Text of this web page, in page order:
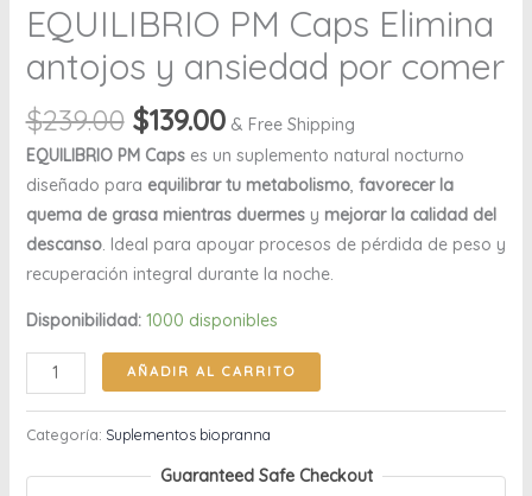
EQUILIBRIO PM Caps Elimina
antojos y ansiedad por comer
$239.00 $139.00 & Free Shipping
EQUILIBRIO PM Capses un suplemento natural nocturno
diseñado para equilibrar tu metabolismo, favorecer la
quema de grasa mientras duermesy mejorar la calidad del
descanso. Ideal para apoyar procesos de pérdida de peso y
recuperación integral durante la noche.
Disponibilidad: 1000 disponibles
AÑADIR AL CARRITO
Categoría: Suplementos biopranna
Guaranteed Safe Checkout